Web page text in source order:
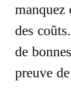
manquez
des
de
preuve